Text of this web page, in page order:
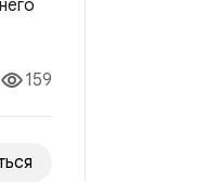
159